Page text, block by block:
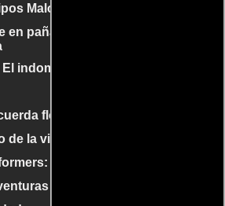
Malos
en pañales 2: Negocios de
indomable
floja
de la vida
La era de la extinción
de Peabody y Sherman